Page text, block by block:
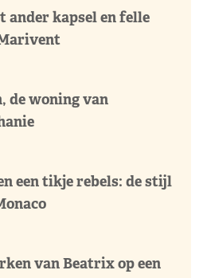
ander kapsel en felle
de woning van
een tikje rebels: de stijl
van Beatrix op een